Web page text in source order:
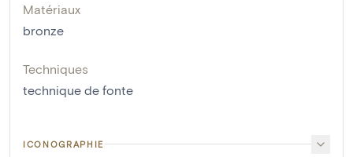
Matériaux
bronze
Techniques
technique de fonte
ICONOGRAPHIE